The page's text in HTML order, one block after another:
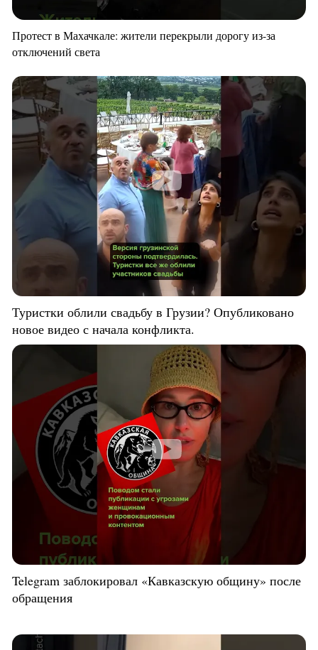
Протест в Махачкале: жители перекрыли дорогу из-за
отключений света
Туристки облили свадьбу в Грузии? Опубликовано
новое видео с начала конфликта.
Telegram заблокировал «Кавказскую общину» после
обращения